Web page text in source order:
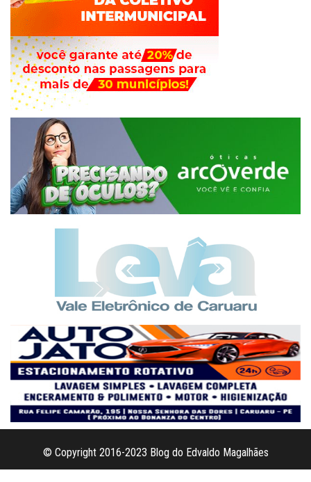
© Copyright 2016-2023 Blog do Edvaldo Magalhães